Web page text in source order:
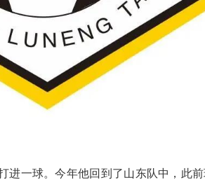
进一球。今年他回到了山东队中，此